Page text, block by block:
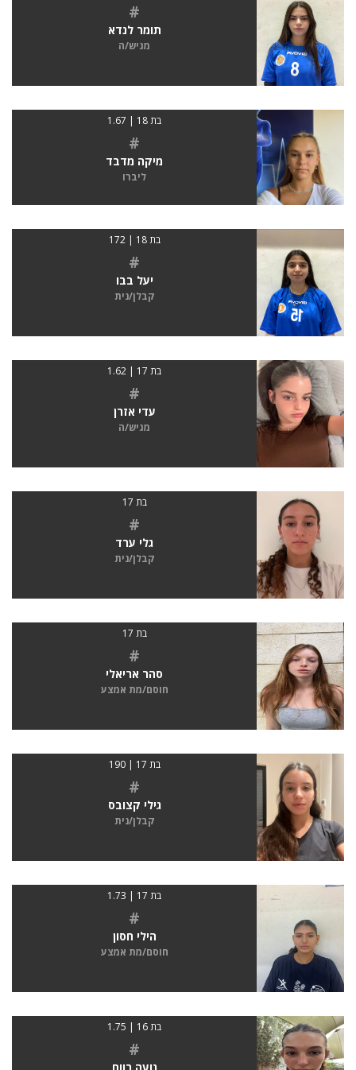
#
תומר לנדא
מגיש/ה
בת 18 | 1.67
#
מיקה מדבד
ליברו
בת 18 | 172
#
יעל בבו
קבלן/נית
בת 17 | 1.62
#
עדי אזרן
מגיש/ה
בת 17
#
גלי ערד
קבלן/נית
בת 17
#
סהר אריאלי
חוסם/מת אמצע
בת 17 | 190
#
גילי קצובס
קבלן/נית
בת 17 | 1.73
#
הילי חסון
חוסם/מת אמצע
בת 16 | 1.75
#